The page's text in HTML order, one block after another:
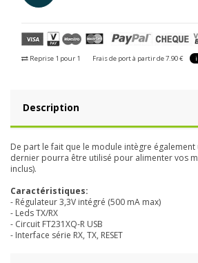
Reprise 1 pour 1 Frais de port à partir de 7.90 €
Description
De part le fait que le module intègre également
dernier pourra être utilisé pour alimenter vos
inclus).
Caractéristiques:
- Régulateur 3,3V intégré (500 mA max)
- Leds TX/RX
- Circuit FT231XQ-R USB
- Interface série RX, TX, RESET